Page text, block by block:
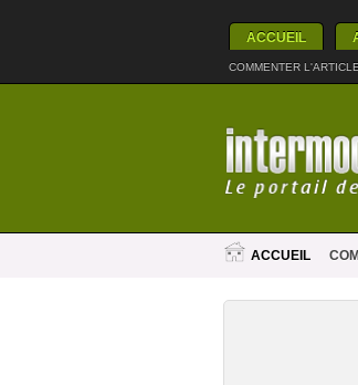
ACCUEIL
COMMENTER L'ARTICLE
ACCUEIL